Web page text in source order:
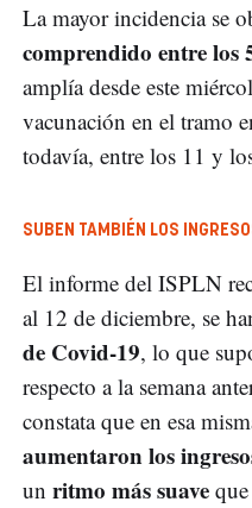
La mayor incidencia se
comprendido entre los
amplía desde este
vacunación en el tramo
todavía, entre los 11 y
SUBEN TAMBIÉN LOS
El informe del ISPLN
al 12 de diciembre, se
de Covid-19, lo que
respecto a la semana
constata que en esa
aumentaron los
un ritmo más suave